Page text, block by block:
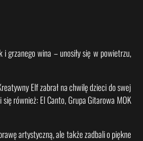
grzanego wina – unosiły się w powietrzu,
Elf zabrał na chwilę dzieci do swej
również: El Canto, Grupa Gitarowa MOK
artystyczną, ale także zadbali o piękne